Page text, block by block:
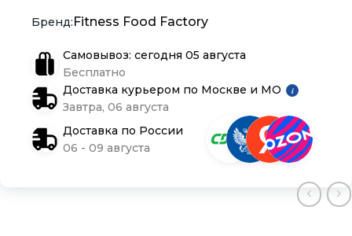
Fitness Food Factory
Самовывоз: сегодня 05 августа
Бесплатно
Доставка курьером по Москве и МО
i
Завтра, 06 августа
Доставка по России
06 - 09 августа
Бренды
Подарочные сертификаты
Магазины
Контакты
Бренды
Подарочные сертификаты
Магазины
Контакты
Бренды
Подарочные сертификаты
Магазины
Контакты